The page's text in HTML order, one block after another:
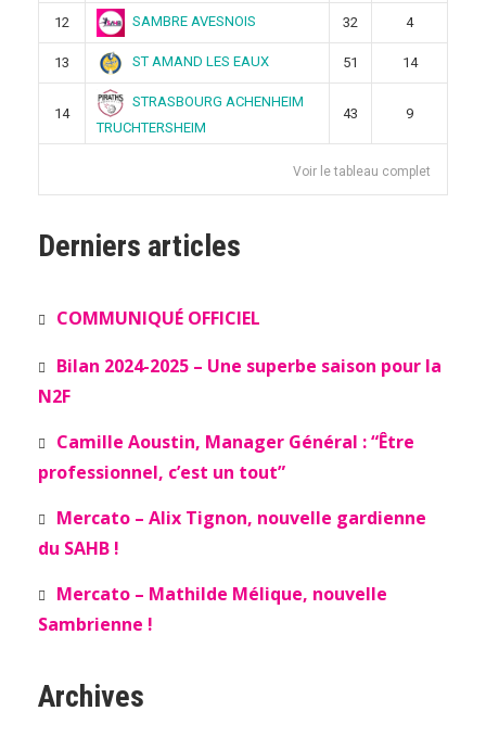
12 SAMBRE AVESNOIS 32 4
13 ST AMAND LES EAUX 51 14
14
STRASBOURG ACHENHEIM
TRUCHTERSHEIM
43 9
Voir le tableau complet
Derniers articles
COMMUNIQUÉ OFFICIEL
Bilan 2024-2025 – Une superbe saison pour la
N2F
Camille Aoustin, Manager Général : “Être
professionnel, c’est un tout”
Mercato – Alix Tignon, nouvelle gardienne
du SAHB !
Mercato – Mathilde Mélique, nouvelle
Sambrienne !
Archives